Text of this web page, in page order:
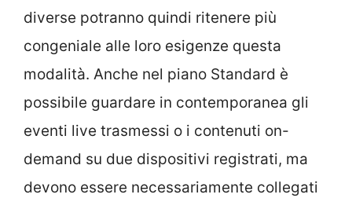
diverse potranno quindi ritenere più
congeniale alle loro esigenze questa
modalità. Anche nel piano Standard è
possibile guardare in contemporanea gli
eventi live trasmessi o i contenuti on-
demand su due dispositivi registrati, ma
devono essere necessariamente collegati